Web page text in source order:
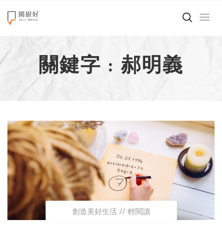
來點正能量
世界在想什麼
創造美好生活
職場商業經濟
影片專區
關於我們
關鍵字 : 郝明義
創造美好生活 輕閱讀